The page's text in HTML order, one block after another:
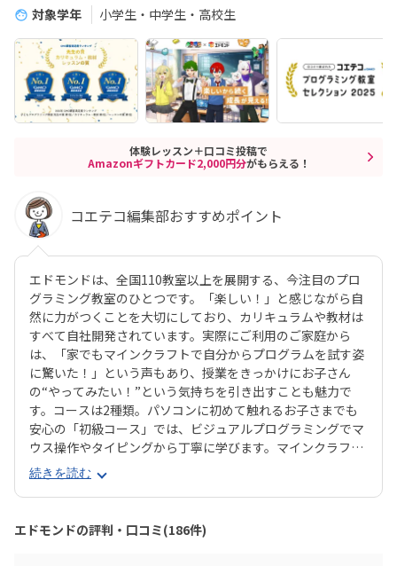
対象学年
小学生・中学生・高校生
体験レッスン＋口コミ投稿で
Amazonギフトカード2,000円分がもらえる！
コエテコ編集部おすすめポイント
エドモンドは、全国110教室以上を展開する、今注目のプロ
グラミング教室のひとつです。「楽しい！」と感じながら自
然に力がつくことを大切にしており、カリキュラムや教材は
すべて自社開発されています。実際にご利用のご家庭から
は、「家でもマインクラフトで自分からプログラムを試す姿
に驚いた！」という声もあり、授業をきっかけにお子さん
の“やってみたい！”という気持ちを引き出すことも魅力で
す。コースは2種類。パソコンに初めて触れるお子さまでも
安心の「初級コース」では、ビジュアルプログラミングでマ
ウス操作やタイピングから丁寧に学びます。マインクラフト
の世界でキャラクター「エージェント」に命令を出しなが
ら、プログラミングを体験的に習得できます。より本格的に
学びたい方向けの「中級コース」では、プログラミング言語
「JavaScript」を使ったテキストプログラミングに挑戦。ゲ
ーム感覚でステージをクリアしていく中で、関数や条件分岐
続きを読む
エドモンドの評判・口コミ(186件)